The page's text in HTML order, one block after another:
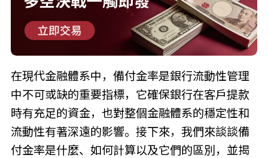
在現代金融體系中，備付金率是銀行流動性管理
中不可或缺的重要指標，它確保銀行在客戶提款
時有充足的資金，也對整個金融體系的穩定性和
流動性有著深遠的影響。接下來，我們來談談備
付金率是什麼、如何計算以及它們的區別，並揭